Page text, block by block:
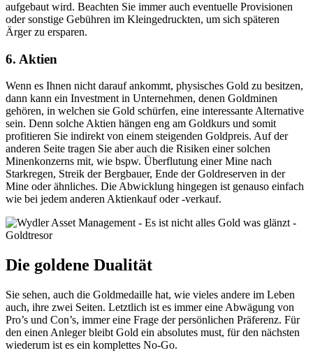
aufgebaut wird. Beachten Sie immer auch eventuelle Provisionen
oder sonstige Gebühren im Kleingedruckten, um sich späteren
Ärger zu ersparen.
6. Aktien
Wenn es Ihnen nicht darauf ankommt, physisches Gold zu besitzen,
dann kann ein Investment in Unternehmen, denen Goldminen
gehören, in welchen sie Gold schürfen, eine interessante Alternative
sein. Denn solche Aktien hängen eng am Goldkurs und somit
profitieren Sie indirekt von einem steigenden Goldpreis. Auf der
anderen Seite tragen Sie aber auch die Risiken einer solchen
Minenkonzerns mit, wie bspw. Überflutung einer Mine nach
Starkregen, Streik der Bergbauer, Ende der Goldreserven in der
Mine oder ähnliches. Die Abwicklung hingegen ist genauso einfach
wie bei jedem anderen Aktienkauf oder -verkauf.
Die goldene Dualität
Sie sehen, auch die Goldmedaille hat, wie vieles andere im Leben
auch, ihre zwei Seiten. Letztlich ist es immer eine Abwägung von
Pro’s und Con’s, immer eine Frage der persönlichen Präferenz. Für
den einen Anleger bleibt Gold ein absolutes must, für den nächsten
wiederum ist es ein komplettes No-Go.